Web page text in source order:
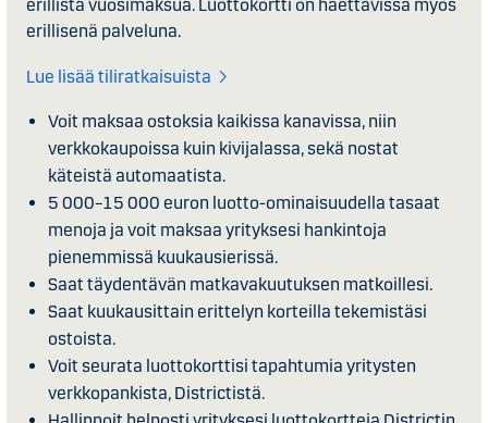
erillistä vuosimaksua. Luottokortti on haettavissa myös
erillisenä palveluna.
Lue lisää tiliratkaisuista
Voit maksaa ostoksia kaikissa kanavissa, niin
verkkokaupoissa kuin kivijalassa, sekä nostat
käteistä automaatista.
5 000–15 000 euron luotto-ominaisuudella tasaat
menoja ja voit maksaa yrityksesi hankintoja
pienemmissä kuukausierissä.
Saat täydentävän matkavakuutuksen matkoillesi.
Saat kuukausittain erittelyn korteilla tekemistäsi
ostoista.
Voit seurata luottokorttisi tapahtumia yritysten
verkkopankista, Districtistä.